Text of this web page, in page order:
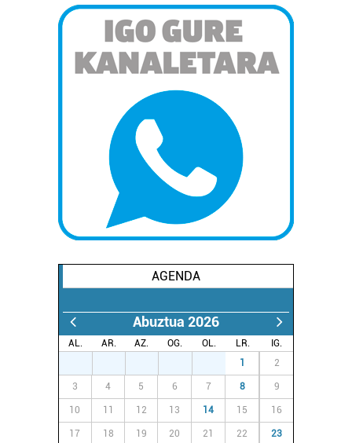
AGENDA
Abuztua 2026
AL. AR. AZ. OG. OL. LR.
IG.
1 2
3 4 5 6 7 8 9
10 11 12 13 14 15 16
17 18 19 20 21 22 23